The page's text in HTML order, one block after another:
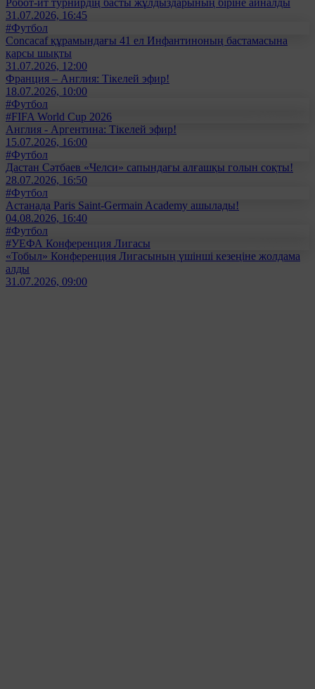
31.07.2026, 16:45
#Футбол
Concacaf құрамындағы 41 ел Инфантиноның бастамасына
қарсы шықты
31.07.2026, 12:00
Франция – Англия: Тікелей эфир!
18.07.2026, 10:00
#Футбол
#FIFA World Cup 2026
Англия - Аргентина: Тікелей эфир!
15.07.2026, 16:00
#Футбол
Дастан Сәтбаев «Челси» сапындағы алғашқы голын соқты!
28.07.2026, 16:50
#Футбол
Астанада Paris Saint-Germain Academy ашылады!
04.08.2026, 16:40
#Футбол
#УЕФА Конференция Лигасы
«Тобыл» Конференция Лигасының үшінші кезеңіне жолдама
алды
31.07.2026, 09:00